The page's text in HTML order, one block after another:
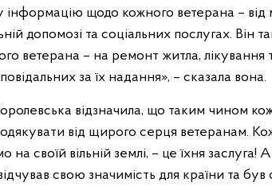
інформацію щодо кожного ветерана – від
допомозі та соціальних послугах. Він
ветерана – на ремонт житла,
за їх надання», – сказала вона.
відзначила, що таким чином
від щирого серця ветеранам.
на своїй вільній землі, – це їхня
свою значимість для країни та